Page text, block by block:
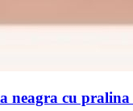
neagra cu